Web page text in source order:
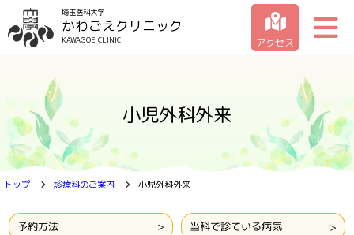
アクセス
埼玉医科大学
かわごえクリニック
KAWAGOE CLINIC
受診のご案内
診療科のご案内
小児外科外来
トップ 診療科のご案内 小児外科外来
予約方法 当科で診ている病気